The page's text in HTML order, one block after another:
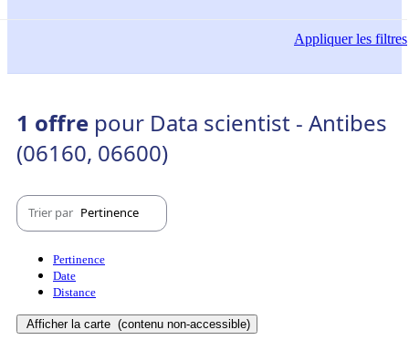
Appliquerles filtres
1 offre pour Data scientist - Antibes
(06160, 06600)
Trier par Pertinence
Pertinence
Date
Distance
Afficher la carte (contenu non-accessible)